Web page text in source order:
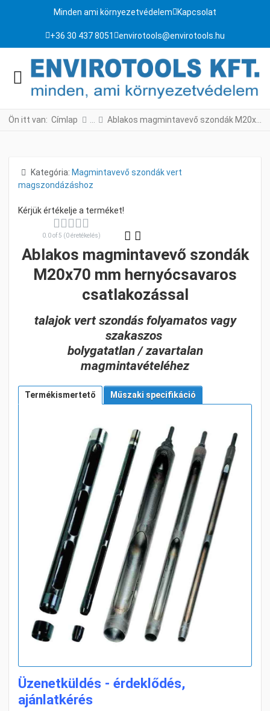
Minden ami környezetvédelem Kapcsolat
+36 30 437 8051 envirotools@envirotools.hu
Ön itt van: Címlap Ablakos magmintavevő szondák M20x70 mm csatlakozással
Részletek
Kategória: Magmintavevő szondák vert
magszondázáshoz
0.0 of 5 (0 éretékelés)
Ablakos magmintavevő szondák
M20x70 mm hernyócsavaros
csatlakozással
talajok vert szondás folyamatos vagy
szakaszos
bolygatatlan / zavartalan
magmintavételéhez
Termékismertető Műszaki specifikáció
Üzenetküldés - érdeklődés,
ajánlatkérés